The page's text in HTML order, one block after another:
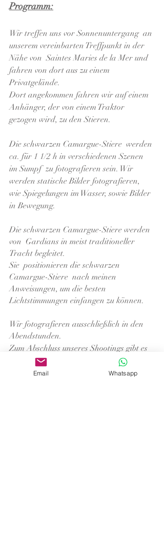
Programm:
Wir treffen uns vor Sonnenuntergang an
unserem vereinbarten Treffpunkt in der
Nähe von Saintes Maries de la Mer und
fahren von dort aus zu einem
Privatgelände.
Dort angekommen fahren wir auf einem
Anhänger, der von einem Traktor
gezogen wird, zu den Stieren.
Die schwarzen Camargue-Stiere werden
ca. für 1 1/2 h in verschiedenen Szenen
im Sumpf zu fotografieren sein. Wir
werden statische Bilder fotografieren,
wie Spiegelungen im Wasser, sowie Bilder
in Bewegung.
Die schwarzen Camargue-Stiere werden
von Gardians in meist traditioneller
Tracht begleitet.
Sie positionieren die schwarzen
Camargue-Stiere nach meinen
Anweisungen, um die besten
Lichtstimmungen einfangen zu können.
Wir fotografieren ausschließlich in den
Abendstunden.
Zum Abschluss unseres Shootings gibt es
einen gemeinsamen
Apéro, mit Blick auf
den Sumpf und die Stiere.
Email Whatsapp